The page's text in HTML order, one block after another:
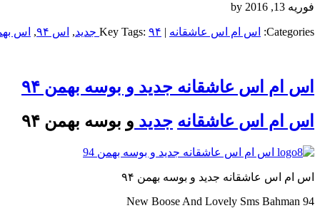
فوریه 13, 2016
Categories: اس ام اس عاشقانه | Key Tags: ۹۴ جدید , اس ۹۴ , اس
اس ام اس عاشقانه جدید و بوسه بهمن ۹۴
اس ام اس عاشقانه جدید و بوسه بهمن ۹۴
اس ام اس عاشقانه جدید و بوسه بهمن ۹۴
New Boose And Lovely Sms Bahman 94